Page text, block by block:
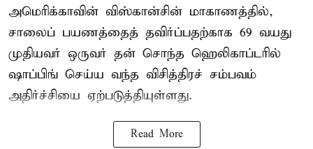
அமெரிக்காவின் விஸ்கான்சின் மாகாணத்தில்,
சாலைப் பயணத்தைத் தவிர்ப்பதற்காக 69 வயது
முதியவர் ஒருவர் தன் சொந்த ஹெலிகாப்டரில்
ஷாப்பிங் செய்ய வந்த விசித்திரச் சம்பவம்
அதிர்ச்சியை ஏற்படுத்தியுள்ளது.
Read More